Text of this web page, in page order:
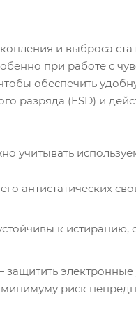
и выброса
при работе с
обеспечить
разряда (ESD) и
учитывать
антистатических
к истиранию,
минимуму риск